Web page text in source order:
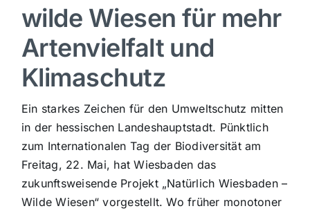
Wirtschaft
Sport
Kultur
Panorama
wilde Wiesen für mehr
Artenvielfalt und
Klimaschutz
Ein starkes Zeichen für den Umweltschutz mitten
in der hessischen Landeshauptstadt. Pünktlich
zum Internationalen Tag der Biodiversität am
Freitag, 22. Mai, hat Wiesbaden das
zukunftsweisende Projekt „Natürlich Wiesbaden –
Wilde Wiesen“ vorgestellt. Wo früher monotoner